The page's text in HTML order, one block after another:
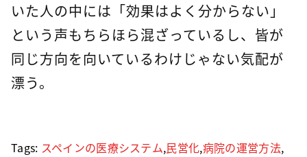
いた人の中には「効果はよく分からない」
という声もちらほら混ざっているし、皆が
同じ方向を向いているわけじゃない気配が
漂う。
Tags: スペインの医療システム,民営化,病院の運営方法,